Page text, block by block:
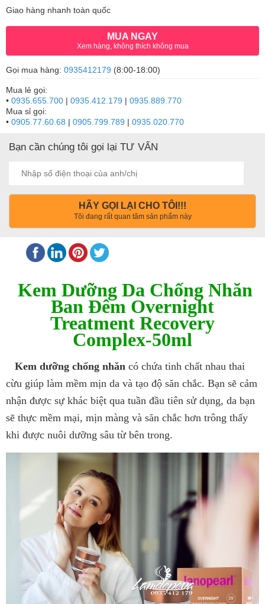
Giao hàng nhanh toàn quốc
MUA NGAY
Xem hàng, không thích không mua
Gọi mua hàng: 0935412179 (8:00-18:00)
Mua lẻ gọi:
• 0935.655.700 | 0935.412.179 | 0935.889.770
Mua sỉ gọi:
• 0905.77.60.68 | 0905.799.789 | 0935.020.770
Bạn cần chúng tôi gọi lại TƯ VẤN
HÃY GỌI LẠI CHO TÔI!!!
Tôi đang rất quan tâm sản phẩm này
Kem Dưỡng Da Chống Nhăn
Ban Đêm Overnight
Treatment Recovery
Complex-50ml
Kem dưỡng chống nhăn có chứa tinh chất nhau thai
cừu giúp làm mềm mịn da và tạo độ săn chắc. Bạn sẽ cảm
nhận được sự khác biệt qua tuần đầu tiên sử dụng, da bạn
sẽ thực mềm mại, mịn màng và săn chắc hơn trông thấy
khi được nuôi dưỡng sâu từ bên trong.